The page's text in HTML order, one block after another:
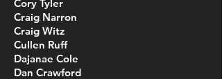
Cory Tyler
Craig Narron
Craig Witz
Cullen Ruff
Dajanae Cole
Dan Crawford